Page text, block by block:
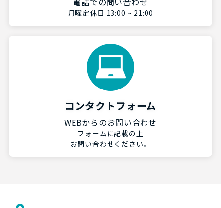
月曜定休日 13:00 ~ 21:00
コンタクトフォーム
WEBからのお問い合わせ
フォームに記載の上
お問い合わせください。